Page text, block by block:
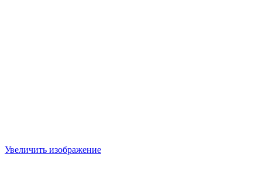
Увеличить изображение